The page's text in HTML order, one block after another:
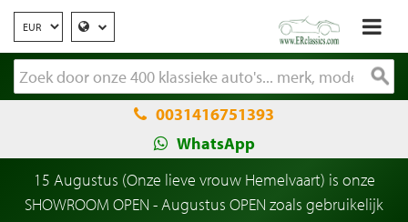
0031416751393
WhatsApp
15 Augustus (Onze lieve vrouw Hemelvaart) is onze
SHOWROOM OPEN - Augustus OPEN zoals gebruikelijk